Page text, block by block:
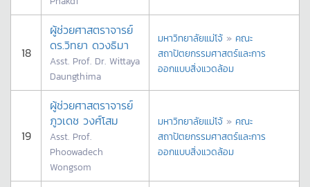
18
ผู้ช่วยศาสตราจารย์
ดร.วิทยา ดวงธิมา
Asst. Prof. Dr. Wittaya
Daungthima
มหาวิทยาลัยแม่โจ้ » คณะ
สถาปัตยกรรมศาสตร์และการ
ออกแบบสิ่งแวดล้อม
19
ผู้ช่วยศาสตราจารย์
ภูวเดช วงศ์โสม
Asst. Prof.
Phoowadech
Wongsom
มหาวิทยาลัยแม่โจ้ » คณะ
สถาปัตยกรรมศาสตร์และการ
ออกแบบสิ่งแวดล้อม